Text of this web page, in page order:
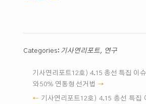
Categories: 기사연리포트, 연구
기사연리포트12호) 4.15 총선 특집 이
와 50% 연동형 선거법
기사연리포트12호) 4.15 총선 특집